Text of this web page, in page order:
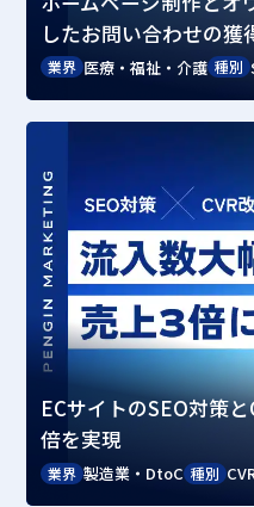
したお問い合わせの獲
業界 医療・福祉・介護 種別
ECサイトのSEO対策
倍を実現
業界 製造業・DtoC 種別